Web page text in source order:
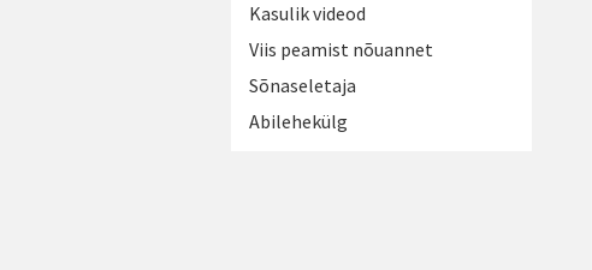
Kasulik videod
Viis peamist nõuannet
Sõnaseletaja
Abilehekülg